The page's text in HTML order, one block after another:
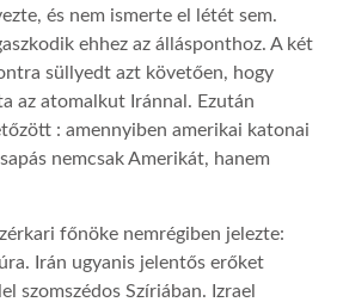
és nem ismerte el létét sem.
ehhez az állásponthoz. A két
süllyedt azt követően, hogy
az atomalkut Iránnal. Ezután
: amennyiben amerikai katonai
nemcsak Amerikát, hanem
főnöke nemrégiben jelezte:
Irán ugyanis jelentős erőket
szomszédos Szíriában. Izrael